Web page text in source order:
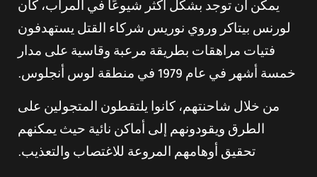
يمكن أن توجد بشكل أكثر شيوعًا في المرآب، كان
لورنس بيتاكر وروي نوريس شركاء القتل يستهدفون
فتيات مراهقات بطريقة مرعبة وقاسية على مدار
خمسة أشهر في عام 1979 في منطقة لوس أنجلوس.
من خلال شاحنتهم، كانوا يلتقطون المتجولين على
الطرق ويقودونهم إلى أماكن نائية حيث يمكنهم
تحقيق أوهامهم المروعة للاغتصاب والتعذيب.